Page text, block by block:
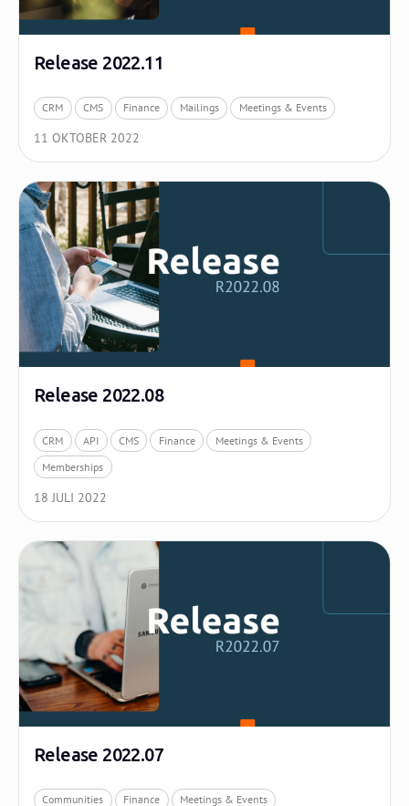
Release 2022.11
CRM CMS Finance Mailings Meetings & Events
11 OKTOBER 2022
Release 2022.08
CRM API CMS Finance
Meetings & Events
Memberships
18 JULI 2022
Release 2022.07
Communities Finance Meetings & Events